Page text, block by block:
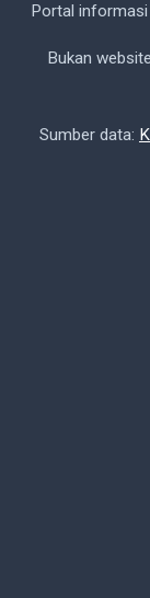
Portal informasi
Bukan
Sumber data: